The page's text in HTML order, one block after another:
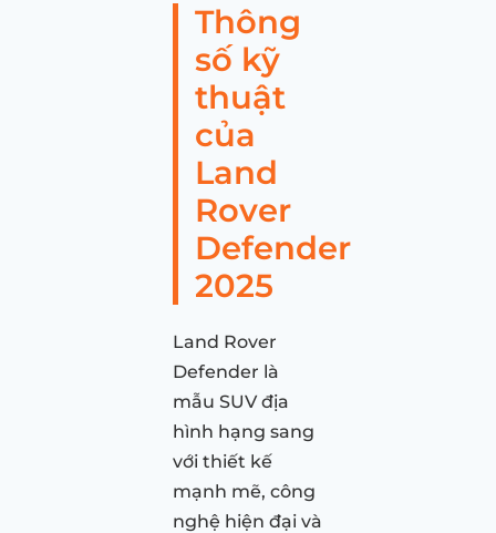
Thông
số kỹ
thuật
của
Land
Rover
Defender
2025
Land Rover
Defender là
mẫu SUV địa
hình hạng sang
với thiết kế
mạnh mẽ, công
nghệ hiện đại và